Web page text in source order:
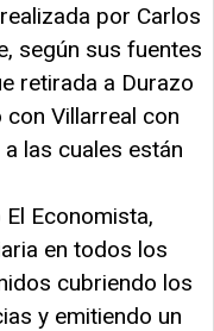
por Carlos
según sus fuentes
retirada a Durazo
Villarreal con
las cuales están
Economista,
en todos los
cubriendo los
y emitiendo un